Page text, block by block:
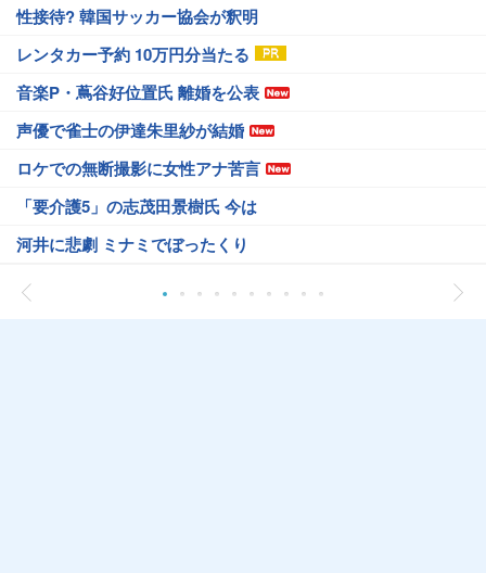
性接待? 韓国サッカー協会が釈明
レンタカー予約 10万円分当たる
音楽P・蔦谷好位置氏 離婚を公表
声優で雀士の伊達朱里紗が結婚
ロケでの無断撮影に女性アナ苦言
「要介護5」の志茂田景樹氏 今は
河井に悲劇 ミナミでぼったくり